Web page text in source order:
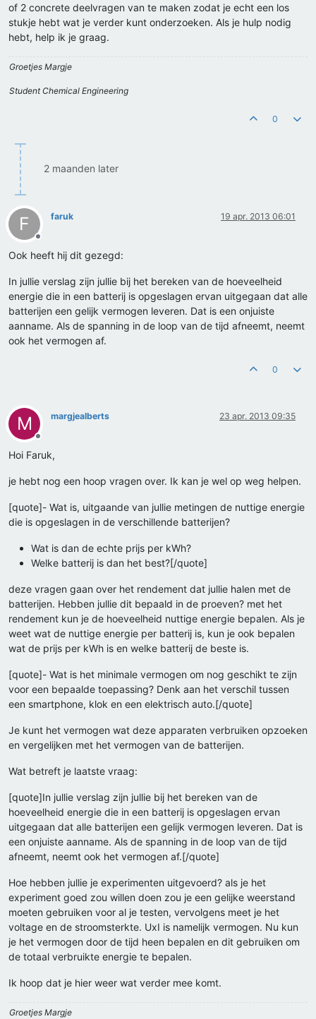
of 2 concrete deelvragen van te maken zodat je echt een los
stukje hebt wat je verder kunt onderzoeken. Als je hulp nodig
hebt, help ik je graag.
Groetjes Margje
Student Chemical Engineering
0
2 maanden later
F
Offline
faruk 19 apr. 2013 06:01
Ook heeft hij dit gezegd:
In jullie verslag zijn jullie bij het bereken van de hoeveelheid
energie die in een batterij is opgeslagen ervan uitgegaan dat alle
batterijen een gelijk vermogen leveren. Dat is een onjuiste
aanname. Als de spanning in de loop van de tijd afneemt, neemt
ook het vermogen af.
0
M
Offline
margjealberts 23 apr. 2013 09:35
Hoi Faruk,
je hebt nog een hoop vragen over. Ik kan je wel op weg helpen.
[quote]- Wat is, uitgaande van jullie metingen de nuttige energie
die is opgeslagen in de verschillende batterijen?
Wat is dan de echte prijs per kWh?
Welke batterij is dan het best?[/quote]
deze vragen gaan over het rendement dat jullie halen met de
batterijen. Hebben jullie dit bepaald in de proeven? met het
rendement kun je de hoeveelheid nuttige energie bepalen. Als je
weet wat de nuttige energie per batterij is, kun je ook bepalen
wat de prijs per kWh is en welke batterij de beste is.
[quote]- Wat is het minimale vermogen om nog geschikt te zijn
voor een bepaalde toepassing? Denk aan het verschil tussen
een smartphone, klok en een elektrisch auto.[/quote]
Je kunt het vermogen wat deze apparaten verbruiken opzoeken
en vergelijken met het vermogen van de batterijen.
Wat betreft je laatste vraag:
[quote]In jullie verslag zijn jullie bij het bereken van de
hoeveelheid energie die in een batterij is opgeslagen ervan
uitgegaan dat alle batterijen een gelijk vermogen leveren. Dat is
een onjuiste aanname. Als de spanning in de loop van de tijd
afneemt, neemt ook het vermogen af.[/quote]
Hoe hebben jullie je experimenten uitgevoerd? als je het
experiment goed zou willen doen zou je een gelijke weerstand
moeten gebruiken voor al je testen, vervolgens meet je het
voltage en de stroomsterkte. UxI is namelijk vermogen. Nu kun
je het vermogen door de tijd heen bepalen en dit gebruiken om
de totaal verbruikte energie te bepalen.
Ik hoop dat je hier weer wat verder mee komt.
Groetjes Margje